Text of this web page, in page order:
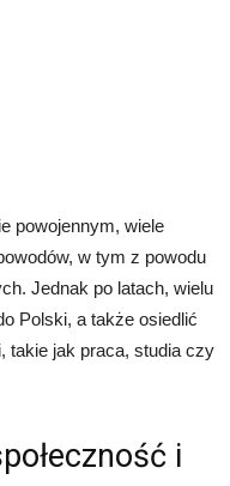
powojennym, wiele
w tym z powodu
Jednak po latach, wielu
Polski, a także osiedlić
takie jak praca, studia czy
i